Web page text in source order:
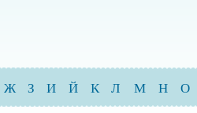
Ж З И Й К Л М Н О